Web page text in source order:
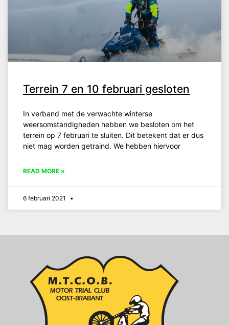
Terrein 7 en 10 februari gesloten
In verband met de verwachte winterse
weersomstandigheden hebben we besloten om het
terrein op 7 februari te sluiten. Dit betekent dat er dus
niet mag worden getraind. We hebben hiervoor
READ MORE »
6 februari 2021